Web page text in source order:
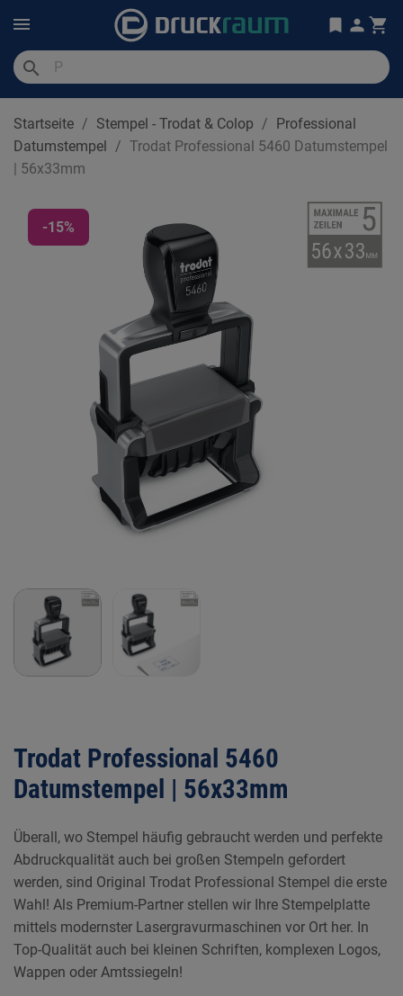
search
Startseite Stempel - Trodat & Colop
Professional
Datumstempel
Trodat Professional 5460 Datumstempel
| 56x33mm
-15%
Trodat Professional 5460
Datumstempel | 56x33mm
Überall, wo Stempel häufig gebraucht werden und perfekte
Abdruckqualität auch bei großen Stempeln gefordert
werden, sind Original Trodat Professional Stempel die erste
Wahl! Als Premium-Partner stellen wir Ihre Stempelplatte
mittels modernster Lasergravurmaschinen vor Ort her. In
Top-Qualität auch bei kleinen Schriften, komplexen Logos,
Wappen oder Amtssiegeln!